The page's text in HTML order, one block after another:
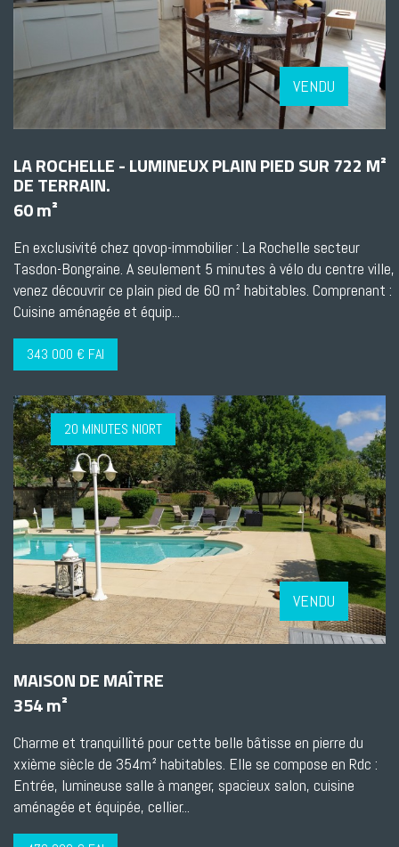
VENDU
LA ROCHELLE - LUMINEUX PLAIN PIED SUR 722 M²
DE TERRAIN.
60 m²
En exclusivité chez qovop-immobilier : La Rochelle secteur
Tasdon-Bongraine. A seulement 5 minutes à vélo du centre ville,
venez découvrir ce plain pied de 60 m² habitables. Comprenant :
Cuisine aménagée et équip...
343 000 € FAI
20 MINUTES NIORT
VENDU
MAISON DE MAÎTRE
354 m²
Charme et tranquillité pour cette belle bâtisse en pierre du
xxième siècle de 354m² habitables. Elle se compose en Rdc :
Entrée, lumineuse salle à manger, spacieux salon, cuisine
aménagée et équipée, cellier...